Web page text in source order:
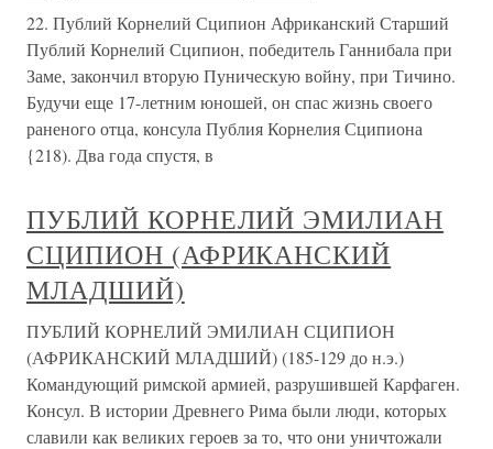
22. Публий Корнелий Сципион Африканский Старший
Публий Корнелий Сципион, победитель Ганнибала при
Заме, закончил вторую Пуническую войну, при Тичино.
Будучи еще 17-летним юношей, он спас жизнь своего
раненого отца, консула Публия Корнелия Сципиона
{218). Два года спустя, в
ПУБЛИЙ КОРНЕЛИЙ ЭМИЛИАН
СЦИПИОН (АФРИКАНСКИЙ
МЛАДШИЙ)
ПУБЛИЙ КОРНЕЛИЙ ЭМИЛИАН СЦИПИОН
(АФРИКАНСКИЙ МЛАДШИЙ) (185-129 до н.э.)
Командующий римской армией, разрушившей Карфаген.
Консул. В истории Древнего Рима были люди, которых
славили как великих героев за то, что они уничтожали